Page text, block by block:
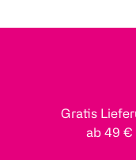
Gratis
ab 49 €